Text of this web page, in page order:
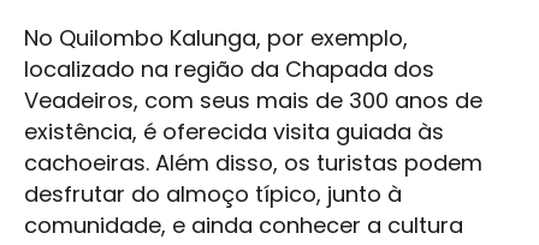
No Quilombo Kalunga, por exemplo,
localizado na região da Chapada dos
Veadeiros, com seus mais de 300 anos de
existência, é oferecida visita guiada às
cachoeiras. Além disso, os turistas podem
desfrutar do almoço típico, junto à
comunidade, e ainda conhecer a cultura